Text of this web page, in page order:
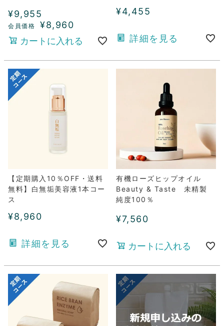
¥9,955
¥8,960
カートに入れる
¥4,455
詳細を見る
【定期購入10％OFF・送料
無料】白無垢美容液1本コー
ス
¥8,960
詳細を見る
有機ローズヒップオイル
Beauty & Taste 未精製
純度100％
¥7,560
カートに入れる